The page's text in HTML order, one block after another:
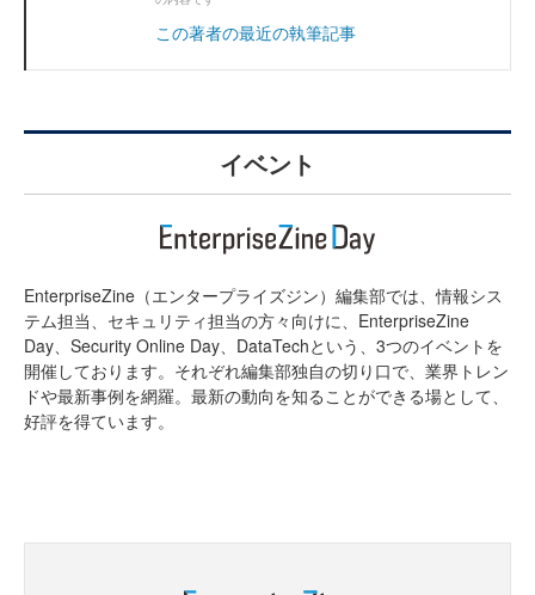
この著者の最近の執筆記事
イベント
EnterpriseZine（エンタープライズジン）編集部では、情報シス
テム担当、セキュリティ担当の方々向けに、EnterpriseZine
Day、Security Online Day、DataTechという、3つのイベントを
開催しております。それぞれ編集部独自の切り口で、業界トレン
ドや最新事例を網羅。最新の動向を知ることができる場として、
好評を得ています。